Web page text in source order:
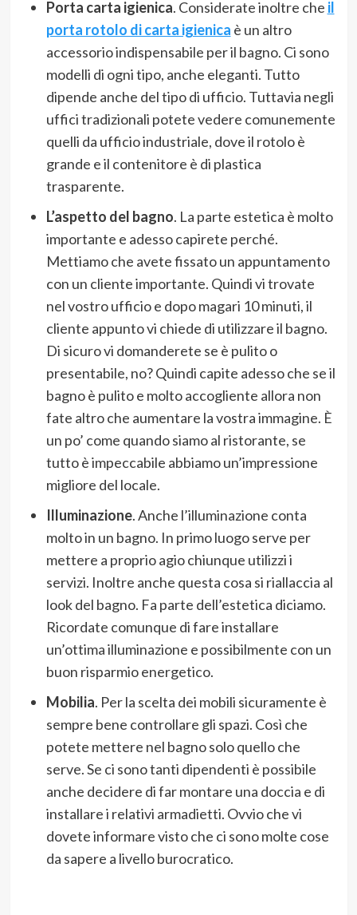
Porta carta igienica. Considerate inoltre che il
porta rotolo di carta igienica è un altro
accessorio indispensabile per il bagno. Ci sono
modelli di ogni tipo, anche eleganti. Tutto
dipende anche del tipo di ufficio. Tuttavia negli
uffici tradizionali potete vedere comunemente
quelli da ufficio industriale, dove il rotolo è
grande e il contenitore è di plastica
trasparente.
L’aspetto del bagno. La parte estetica è molto
importante e adesso capirete perché.
Mettiamo che avete fissato un appuntamento
con un cliente importante. Quindi vi trovate
nel vostro ufficio e dopo magari 10 minuti, il
cliente appunto vi chiede di utilizzare il bagno.
Di sicuro vi domanderete se è pulito o
presentabile, no? Quindi capite adesso che se il
bagno è pulito e molto accogliente allora non
fate altro che aumentare la vostra immagine. È
un po’ come quando siamo al ristorante, se
tutto è impeccabile abbiamo un’impressione
migliore del locale.
Illuminazione. Anche l’illuminazione conta
molto in un bagno. In primo luogo serve per
mettere a proprio agio chiunque utilizzi i
servizi. Inoltre anche questa cosa si riallaccia al
look del bagno. Fa parte dell’estetica diciamo.
Ricordate comunque di fare installare
un’ottima illuminazione e possibilmente con un
buon risparmio energetico.
Mobilia. Per la scelta dei mobili sicuramente è
sempre bene controllare gli spazi. Così che
potete mettere nel bagno solo quello che
serve. Se ci sono tanti dipendenti è possibile
anche decidere di far montare una doccia e di
installare i relativi armadietti. Ovvio che vi
dovete informare visto che ci sono molte cose
da sapere a livello burocratico.